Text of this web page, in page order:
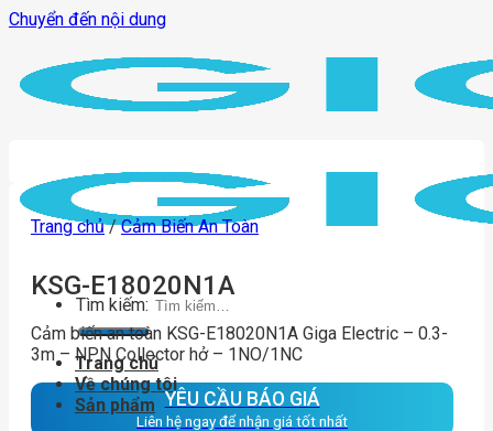
Chuyển đến nội dung
Tìm kiếm:
Trang chủ
Về chúng tôi
Sản phẩm
Trang chủ / Cảm Biến An Toàn
KSG-E18020N1A
Cảm biến an toàn KSG-E18020N1A Giga Electric – 0.3-
3m – NPN Collector hở – 1NO/1NC
YÊU CẦU BÁO GIÁ
Liên hệ ngay để nhận giá tốt nhất